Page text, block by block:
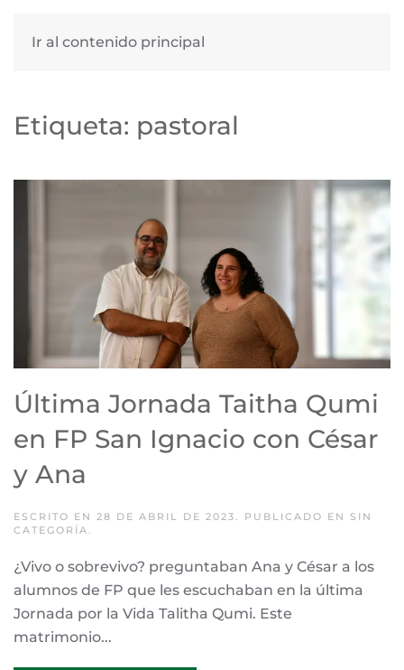
Ir al contenido principal
Etiqueta: pastoral
Última Jornada Taitha Qumi
en FP San Ignacio con César
y Ana
ESCRITO EN 28 DE ABRIL DE 2023. PUBLICADO EN SIN
CATEGORÍA.
¿Vivo o sobrevivo? preguntaban Ana y César a los
alumnos de FP que les escuchaban en la última
Jornada por la Vida Talitha Qumi. Este
matrimonio...